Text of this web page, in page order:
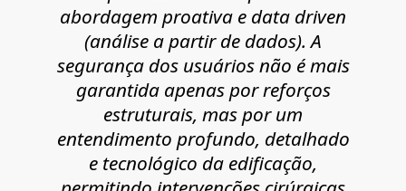
abordagem proativa e data driven
(análise a partir de dados). A
segurança dos usuários não é mais
garantida apenas por reforços
estruturais, mas por um
entendimento profundo, detalhado
e tecnológico da edificação,